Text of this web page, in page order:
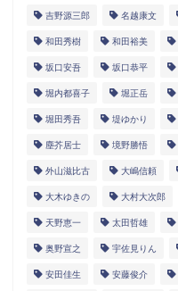
吉野源三郎 名越康文
和田秀樹 和田裕美
坂口安吾 坂口恭平
堀内都喜子 堀正岳
堀田秀吾 堤ゆかり
塵芥居士 境野勝悟
外山滋比古 大嶋信頼
大木ゆきの 大村大次郎
天野恵一 太田哲雄
奥野宣之 宇佐見りん
安田佳生 安藤俊介